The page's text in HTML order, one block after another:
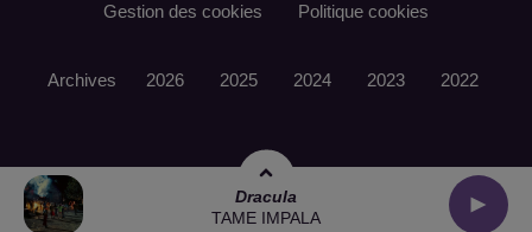
Dracula
TAME IMPALA
Gestion des cookies Politique cookies
Archives 2026 2025 2024 2023 2022